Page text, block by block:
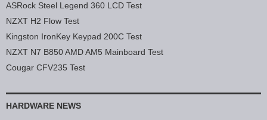
ASRock Steel Legend 360 LCD Test
NZXT H2 Flow Test
Kingston IronKey Keypad 200C Test
NZXT N7 B850 AMD AM5 Mainboard Test
Cougar CFV235 Test
HARDWARE NEWS